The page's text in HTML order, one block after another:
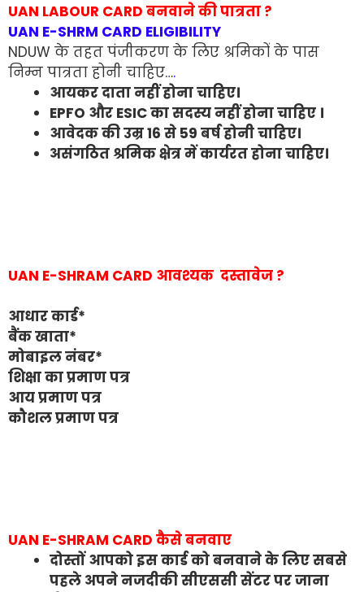
UAN LABOUR CARD बनवाने की पात्रता ?
UAN E-SHRM CARD ELIGIBILITY
NDUW के तहत पंजीकरण के लिए श्रमिकों के पास
निम्न पात्रता होनी चाहिए….
आयकर दाता नहीं होना चाहिए।
EPFO और ESIC का सदस्य नहीं होना चाहिए ।
आवेदक की उम्र 16 से 59 बर्ष होनी चाहिए।
असंगठित श्रमिक क्षेत्र में कार्यरत होना चाहिए।
UAN E-SHRAM CARD आवश्यक दस्तावेज ?
आधार कार्ड*
बैंक खाता*
मोबाइल नंबर*
शिक्षा का प्रमाण पत्र
आय प्रमाण पत्र
कौशल प्रमाण पत्र
UAN E-SHRAM CARD कैसे बनवाए
दोस्तों आपको इस कार्ड को बनवाने के लिए सबसे
पहले अपने नजदीकी सीएससी सेंटर पर जाना